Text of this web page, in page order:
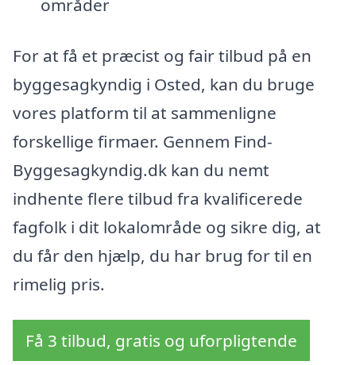
områder
For at få et præcist og fair tilbud på en
byggesagkyndig i Osted, kan du bruge
vores platform til at sammenligne
forskellige firmaer. Gennem Find-
Byggesagkyndig.dk kan du nemt
indhente flere tilbud fra kvalificerede
fagfolk i dit lokalområde og sikre dig, at
du får den hjælp, du har brug for til en
rimelig pris.
Få 3 tilbud, gratis og uforpligtende